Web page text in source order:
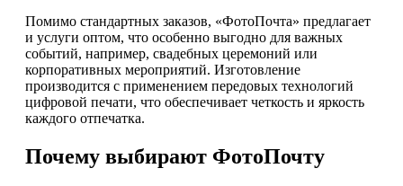
Помимо стандартных заказов, «ФотоПочта» предлагает
и услуги оптом, что особенно выгодно для важных
событий, например, свадебных церемоний или
корпоративных мероприятий. Изготовление
производится с применением передовых технологий
цифровой печати, что обеспечивает четкость и яркость
каждого отпечатка.
Почему выбирают ФотоПочту